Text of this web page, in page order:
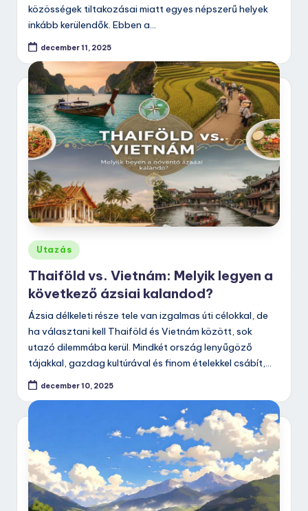
közösségek tiltakozásai miatt egyes népszerű helyek
inkább kerülendők. Ebben a…
december 11, 2025
Posted
in
Utazás
Thaiföld vs. Vietnám: Melyik legyen a
következő ázsiai kalandod?
Ázsia délkeleti része tele van izgalmas úti célokkal, de
ha választani kell Thaiföld és Vietnám között, sok
utazó dilemmába kerül. Mindkét ország lenyűgöző
tájakkal, gazdag kultúrával és finom ételekkel csábít,…
december 10, 2025